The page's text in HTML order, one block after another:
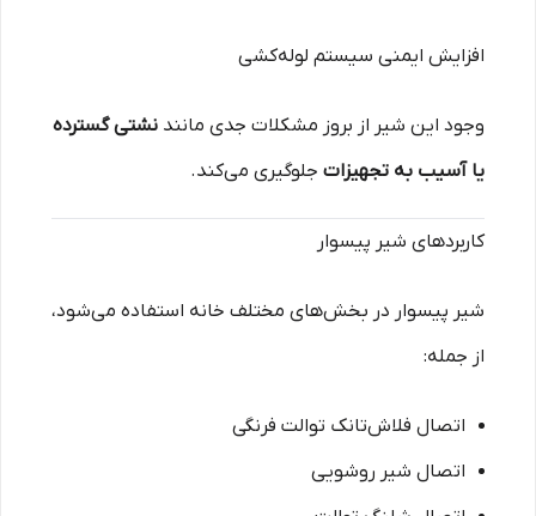
افزایش ایمنی سیستم لوله‌کشی
وجود این شیر از بروز مشکلات جدی مانند نشتی گسترده
یا آسیب به تجهیزات جلوگیری می‌کند.
کاربردهای شیر پیسوار
شیر پیسوار در بخش‌های مختلف خانه استفاده می‌شود،
از جمله:
اتصال فلاش‌تانک توالت فرنگی
اتصال شیر روشویی